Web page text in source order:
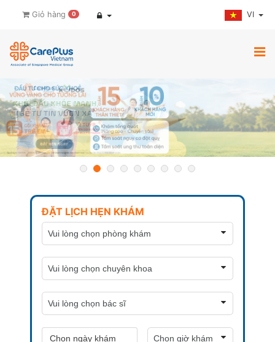
Giỏ hàng 0 VI
ĐẶT LỊCH HẸN KHÁM